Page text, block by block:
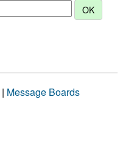
| Message Boards